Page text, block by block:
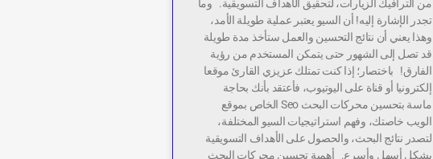
من الترافيك الزيارات، لتحقيق الأهداف التسويقية. وما
تجدر الإشارة إليه! أن السيو يعتبر عملية طويلة الأمد،
وهذا يعني أن نتائج التحسين والعمل ستأخذ مدة طويلة
قد تصل إلى الشهور حتى يتمكن المستخدم من رؤية
الفارق! باختصار؛ إذا كنت تمتلك عزيزي القارئ موقعا
إلكترونيا أو قناة على اليوتيوب، فأعتقد بأنك بحاجة
ماسة بتحسين محركات البحث Seo الخاص بموقع
الويب خاصتك، وفهم استراتيجيات السيو المختلفة،
لتصدر نتائج البحث، والحصول على الأهداف التسويقية
بشكل أسهل وأسرع. أهمية تحسين محركات البحث